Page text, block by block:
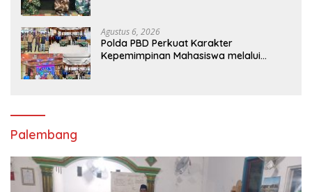
Agustus 6, 2026
Polda PBD Perkuat Karakter
Kepemimpinan Mahasiswa melalui
Palembang